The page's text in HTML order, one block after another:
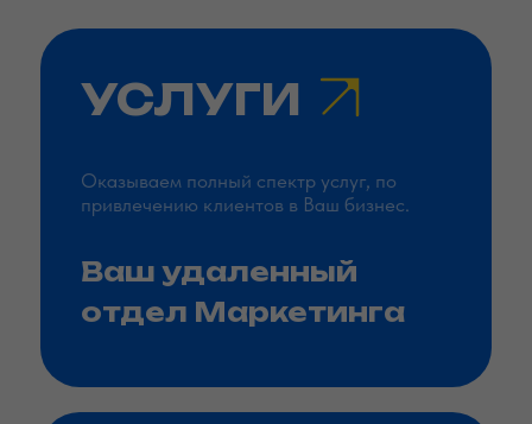
УСЛУГИ
Ваш удаленный
отдел Маркетинга
Оказываем полный спектр услуг, по
привлечению клиентов в Ваш бизнес.